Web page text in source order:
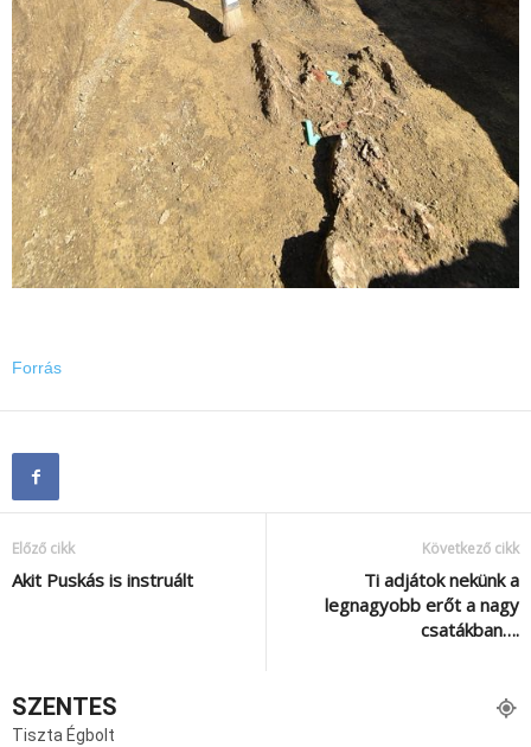
Forrás
Előző cikk
Akit Puskás is instruált
Következő cikk
Ti adjátok nekünk a
legnagyobb erőt a nagy
csatákban….
SZENTES
Tiszta Égbolt